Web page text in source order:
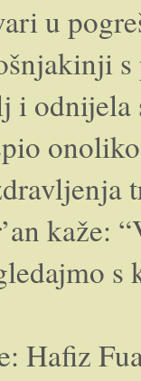
u
i
kaže:
s
Hafiz